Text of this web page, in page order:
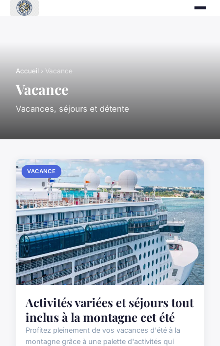
Accueil › Vacance
Vacance
Vacances, séjours et détente
VACANCE
Activités variées et séjours tout
inclus à la montagne cet été
Profitez pleinement de vos vacances d'été à la
montagne grâce à une palette d'activités qui